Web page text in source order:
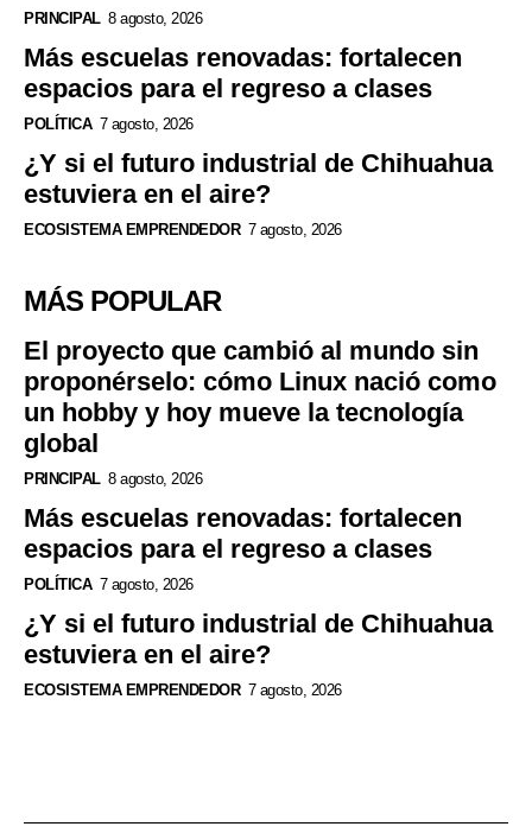
PRINCIPAL 8 agosto, 2026
Más escuelas renovadas: fortalecen
espacios para el regreso a clases
POLÍTICA 7 agosto, 2026
¿Y si el futuro industrial de Chihuahua
estuviera en el aire?
ECOSISTEMA EMPRENDEDOR 7 agosto, 2026
MÁS POPULAR
El proyecto que cambió al mundo sin
proponérselo: cómo Linux nació como
un hobby y hoy mueve la tecnología
global
PRINCIPAL 8 agosto, 2026
Más escuelas renovadas: fortalecen
espacios para el regreso a clases
POLÍTICA 7 agosto, 2026
¿Y si el futuro industrial de Chihuahua
estuviera en el aire?
ECOSISTEMA EMPRENDEDOR 7 agosto, 2026